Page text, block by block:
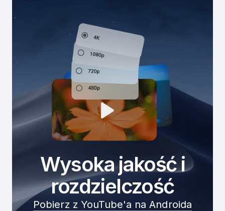
Wysoka jakość i
rozdzielczość
Pobierz z YouTube'a na Androida